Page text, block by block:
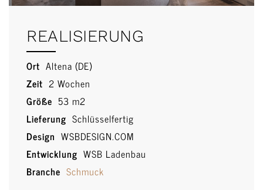
REALISIERUNG
Ort Altena (DE)
Zeit 2 Wochen
Größe 53 m2
Lieferung Schlüsselfertig
Design WSBDESIGN.COM
Entwicklung WSB Ladenbau
Branche Schmuck